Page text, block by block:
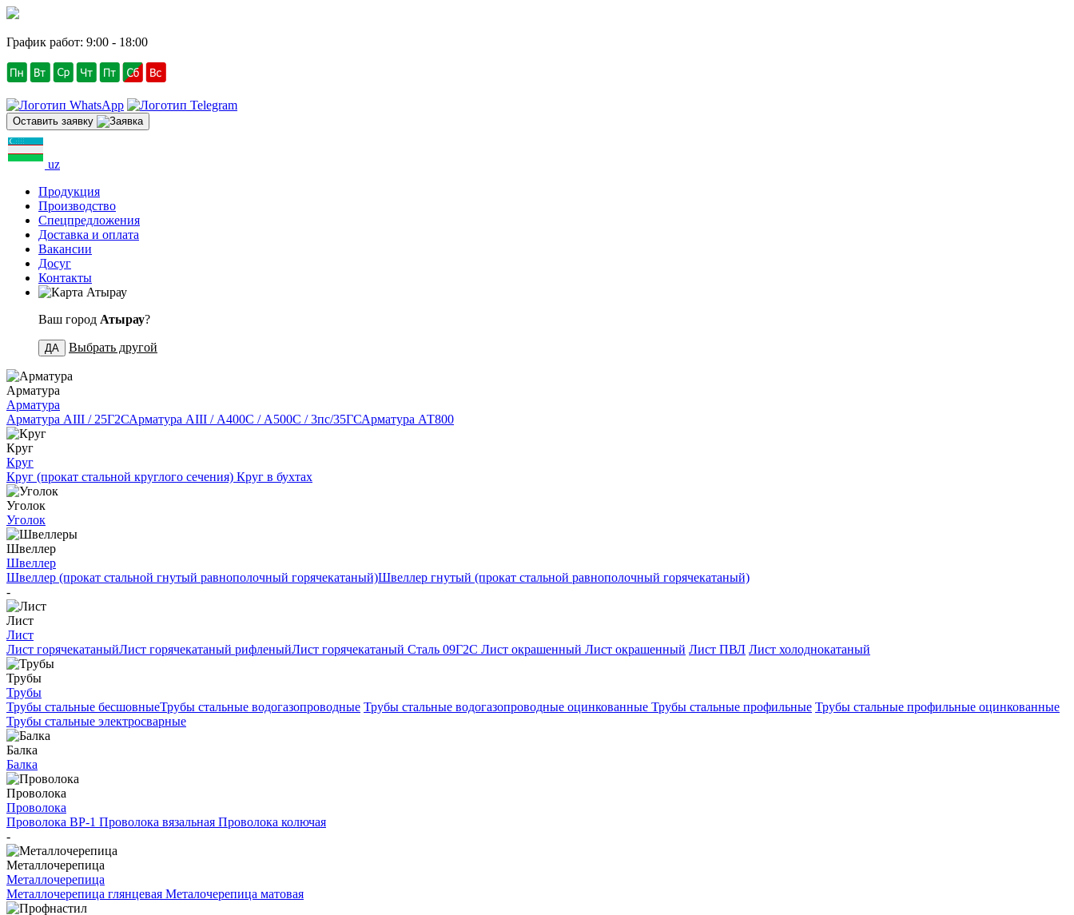
График работ: 9:00 - 18:00
Оставить заявку
uz
Продукция
Производство
Спецпредложения
Доставка и оплата
Вакансии
Досуг
Контакты
Атырау
Ваш город Атырау?
ДА Выбрать другой
Арматура
Арматура
Арматура АIII / 25Г2САрматура АIII / А400С / А500С / 3пс/35ГСАрматура АТ800
Круг
Круг
Круг (прокат стальной круглого сечения) Круг в бухтах
Уголок
Уголок
Швеллер
Швеллер
Швеллер (прокат стальной гнутый равнополочный горячекатаный)Швеллер гнутый (прокат стальной равнополочный горячекатаный)
-
Лист
Лист
Лист горячекатаныйЛист горячекатаный рифленыйЛист горячекатаный Сталь 09Г2С Лист окрашенный Лист окрашенный Лист ПВЛ Лист холоднокатаный
Трубы
Трубы
Трубы стальные бесшовныеТрубы стальные водогазопроводные Трубы стальные водогазопроводные оцинкованные Трубы стальные профильные Трубы стальные профильные оцинкованные
Трубы стальные электросварные
Балка
Балка
Проволока
Проволока
Проволока ВР-1 Проволока вязальная Проволока колючая
-
Металлочерепица
Металлочерепица
Металлочерепица глянцевая Металочерепица матовая